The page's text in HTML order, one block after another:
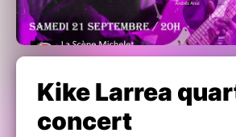
Kike Larrea
concert